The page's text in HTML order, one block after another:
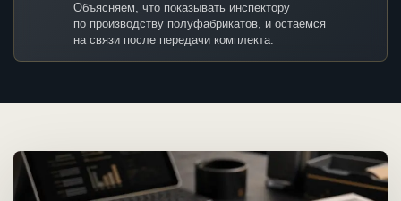
Объясняем, что показывать инспектору
по производству полуфабрикатов, и остаемся
на связи после передачи комплекта.